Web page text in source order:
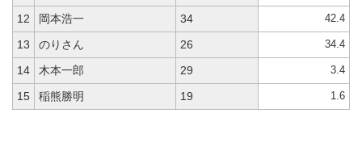
12 岡本浩一 34 42.4
13 のりさん 26 34.4
14 木本一郎 29 3.4
15 稲熊勝明 19 1.6